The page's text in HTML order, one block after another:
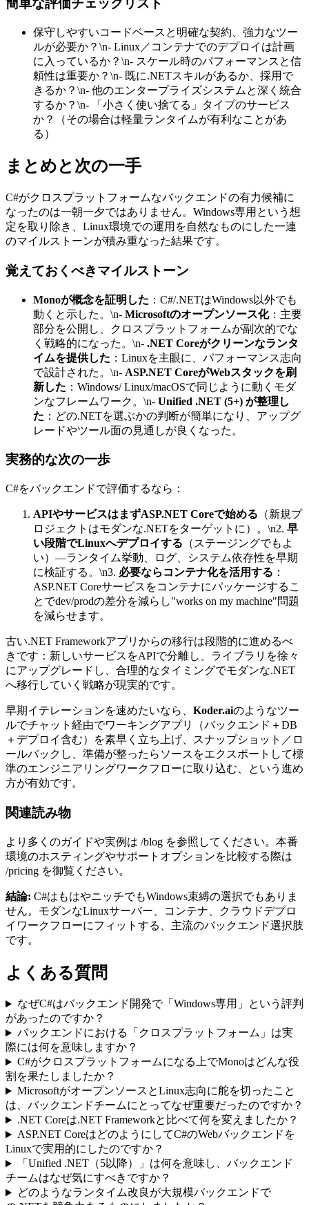
簡単な評価チェックリスト
保守しやすいコードベースと明確な契約、強力なツー
ルが必要か？\n- Linux／コンテナでのデプロイは計画
に入っているか？\n- スケール時のパフォーマンスと信
頼性は重要か？\n- 既に.NETスキルがあるか、採用で
きるか？\n- 他のエンタープライズシステムと深く統合
するか？\n- 「小さく使い捨てる」タイプのサービス
か？（その場合は軽量ランタイムが有利なことがあ
る）
まとめと次の一手
C#がクロスプラットフォームなバックエンドの有力候補に
なったのは一朝一夕ではありません。Windows専用という想
定を取り除き、Linux環境での運用を自然なものにした一連
のマイルストーンが積み重なった結果です。
覚えておくべきマイルストーン
Monoが概念を証明した ：C#/.NETはWindows以外でも
動くと示した。\n- Microsoftのオープンソース化：主要
部分を公開し、クロスプラットフォームが副次的でな
く戦略的になった。\n- .NET Coreがクリーンなランタ
イムを提供した ：Linuxを主眼に、パフォーマンス志向
で設計された。\n- ASP.NET CoreがWebスタックを刷
新した ：Windows/ Linux/macOSで同じように動くモダ
ンなフレームワーク。\n- Unified .NET (5+) が整理し
た ：どの.NETを選ぶかの判断が簡単になり、アップグ
レードやツール面の見通しが良くなった。
実務的な次の一歩
C#をバックエンドで評価するなら：
APIやサービスはまずASP.NET Coreで始める （新規プ
ロジェクトはモダンな.NETをターゲットに）。\n2. 早
い段階でLinuxへデプロイする （ステージングでもよ
い）—ランタイム挙動、ログ、システム依存性を早期
に検証する。\n3. 必要ならコンテナ化を活用する ：
ASP.NET Coreサービスをコンテナにパッケージするこ
とでdev/prodの差分を減らし"works on my machine"問題
を減らせます。
古い.NET Frameworkアプリからの移行は段階的に進めるべ
きです：新しいサービスをAPIで分離し、ライブラリを徐々
にアップグレードし、合理的なタイミングでモダンな.NET
へ移行していく戦略が現実的です。
早期イテレーションを速めたいなら、 Koder.aiのようなツー
ルでチャット経由でワーキングアプリ（バックエンド＋DB
＋デプロイ含む）を素早く立ち上げ、スナップショット／ロ
ールバックし、準備が整ったらソースをエクスポートして標
準のエンジニアリングワークフローに取り込む、という進め
方が有効です。
関連読み物
より多くのガイドや実例は /blog を参照してください。本番
環境のホスティングやサポートオプションを比較する際は
/pricing を御覧ください。
結論: C#はもはやニッチでもWindows束縛の選択でもありま
せん。モダンなLinuxサーバー、コンテナ、クラウドデプロ
イワークフローにフィットする、主流のバックエンド選択肢
です。
よくある質問
なぜC#はバックエンド開発で「Windows専用」という評判
があったのですか？
バックエンドにおける「クロスプラットフォーム」は実
際には何を意味しますか？
C#がクロスプラットフォームになる上でMonoはどんな役
割を果たしましたか？
MicrosoftがオープンソースとLinux志向に舵を切ったこと
は、バックエンドチームにとってなぜ重要だったのですか？
.NET Coreは.NET Frameworkと比べて何を変えましたか？
ASP.NET CoreはどのようにしてC#のWebバックエンドを
Linuxで実用的にしたのですか？
「Unified .NET（5以降）」は何を意味し、バックエンド
チームはなぜ気にすべきですか？
どのようなランタイム改良が大規模バックエンドで